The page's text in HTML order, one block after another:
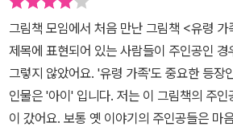
이 없는 소녀에게는 포근한 곳이었겠지요.
똑바로 세울 때마다 힘을 보태는 생쥐의 모
여러 번 반복해서 하게 되는 모습이 흥미로
는 유령 가족, 놀라는 모습은 유령이나 아이
령 가족과 아이의 이야기에 끼어드는 세익스
신선하지 않아요.비슷한 이야기가 있다는 걸
하려고 해요.그 순간 이야기 속의 등장인물
기를 만들어가요작가가 만든 이야기를 자신
꿔가지요.중간 중간 작가가 등장해서 자신이
하지만뭐 어때요. 이미 버리기로 한 이야기인데요. 그렇게
림책은 마지막에 엄청난 숙제를 주지요이
그림책 모임에서 처음 만난 그림책 <유령
제목에 표현되어 있는 사람들이 주인공인
그렇지 않았어요. '유령 가족'도 중요한 등장
인물은 '아이' 입니다. 저는 이 그림책의 주
이 갔어요. 보통 옛 이야기의 주인공들은 마